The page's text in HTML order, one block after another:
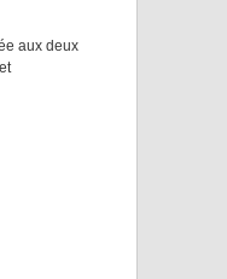
aux deux